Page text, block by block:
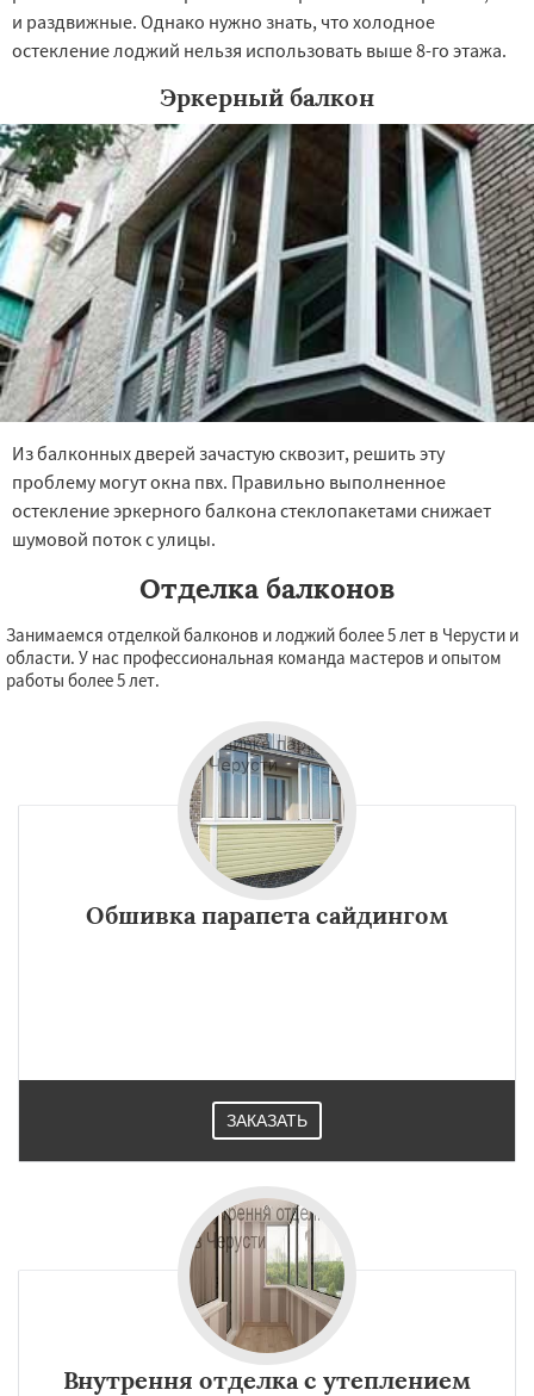
и раздвижные. Однако нужно знать, что холодное
остекление лоджий нельзя использовать выше 8-го этажа.
Эркерный балкон
Из балконных дверей зачастую сквозит, решить эту
проблему могут окна пвх. Правильно выполненное
остекление эркерного балкона стеклопакетами снижает
шумовой поток с улицы.
Отделка балконов
Занимаемся отделкой балконов и лоджий более 5 лет в Черусти и
области. У нас профессиональная команда мастеров и опытом
работы более 5 лет.
Обшивка парапета сайдингом
ЗАКАЗАТЬ
Внутрення отделка с утеплением